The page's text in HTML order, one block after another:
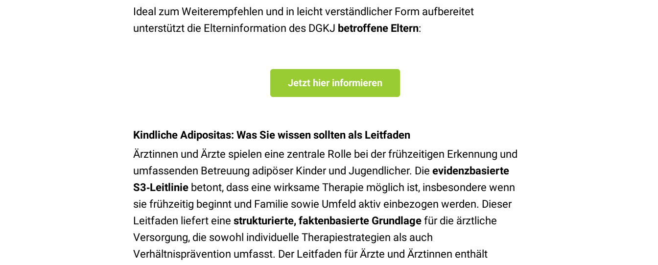
Ideal zum Weiterempfehlen und in leicht verständlicher Form aufbereitet
unterstützt die Elterninformation des DGKJ betroffene Eltern:
Jetzt hier informieren
Kindliche Adipositas: Was Sie wissen sollten als Leitfaden
Ärztinnen und Ärzte spielen eine zentrale Rolle bei der frühzeitigen Erkennung und
umfassenden Betreuung adipöser Kinder und Jugendlicher. Die evidenzbasierte
S3‑Leitlinie betont, dass eine wirksame Therapie möglich ist, insbesondere wenn
sie frühzeitig beginnt und Familie sowie Umfeld aktiv einbezogen werden. Dieser
Leitfaden liefert eine strukturierte, faktenbasierte Grundlage für die ärztliche
Versorgung, die sowohl individuelle Therapiestrategien als auch
Verhältnisprävention umfasst. Der Leitfaden für Ärzte und Ärztinnen enthält